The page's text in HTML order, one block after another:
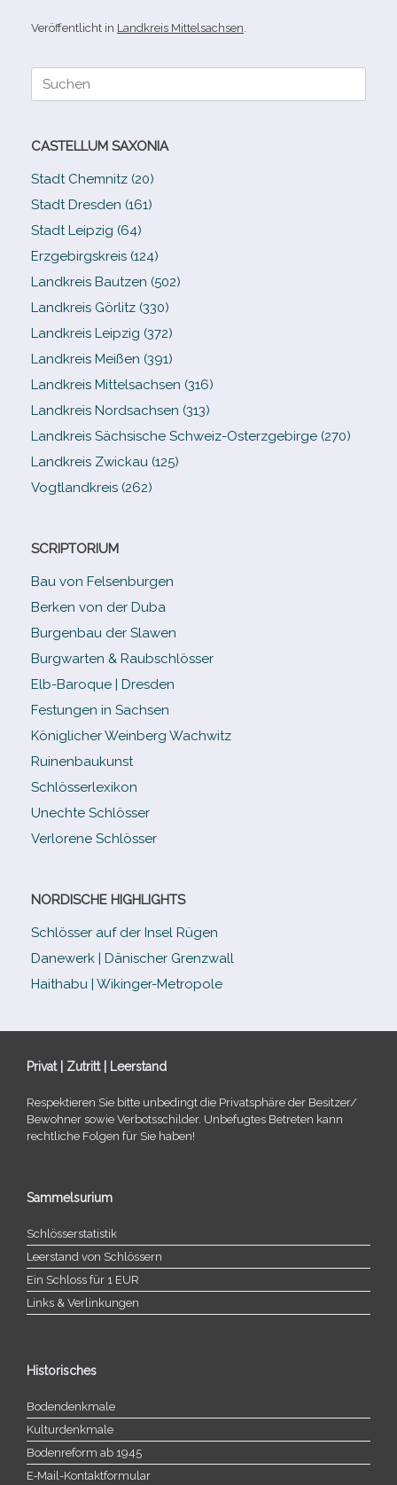
Veröffentlicht in Landkreis Mittelsachsen
Suche
CASTELLUM SAXONIA
Stadt Chemnitz (20)
Stadt Dresden (161)
Stadt Leipzig (64)
Erzgebirgskreis (124)
Landkreis Bautzen (502)
Landkreis Görlitz (330)
Landkreis Leipzig (372)
Landkreis Meißen (391)
Landkreis Mittelsachsen (316)
Landkreis Nordsachsen (313)
Landkreis Sächsische Schweiz-​Osterzgebirge (270)
Landkreis Zwickau (125)
Vogtlandkreis (262)
SCRIPTORIUM
Bau von Felsenburgen
Berken von der Duba
Burgenbau der Slawen
Burgwarten & Raubschlösser
Elb-​Baroque | Dresden
Festungen in Sachsen
Königlicher Weinberg Wachwitz
Ruinenbaukunst
Schlösserlexikon
Unechte Schlösser
Verlorene Schlösser
NORDISCHE HIGHLIGHTS
Schlösser auf der Insel Rügen
Danewerk | Dänischer Grenzwall
Haithabu | Wikinger-Metropole
Privat | Zutritt | Leerstand
Respektieren Sie bitte unbe­dingt die Privatsphäre der Besitzer/​
Bewohner sowie Verbotsschilder. Unbefugtes Betreten kann
recht­li­che Folgen für Sie haben!
Sammelsurium
Schlösserstatistik
Leerstand von Schlössern
Ein Schloss für 1 EUR
Links & Verlinkungen
Historisches
Bodendenkmale
Kulturdenkmale
Bodenreform ab 1945
E‑Mail-​​Kontaktformular